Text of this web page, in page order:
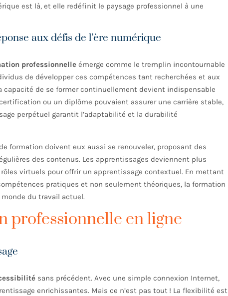
est là, et elle redéfinit le paysage professionnel à une
aux défis de l’ère numérique
professionnelle émerge comme le tremplin incontournable
de développer ces compétences tant recherchées et aux
de se former continuellement devient indispensable
ou un diplôme pouvaient assurer une carrière stable,
perpétuel garantit l’adaptabilité et la durabilité
formation doivent eux aussi se renouveler, proposant des
des contenus. Les apprentissages deviennent plus
virtuels pour offrir un apprentissage contextuel. En mettant
pratiques et non seulement théoriques, la formation
du travail actuel.
professionnelle en ligne
sans précédent. Avec une simple connexion Internet,
enrichissantes. Mais ce n’est pas tout ! La flexibilité est